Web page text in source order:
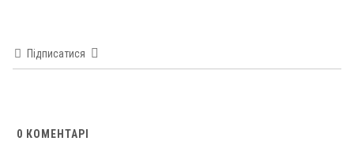
Підписатися
0 КОМЕНТАРІ